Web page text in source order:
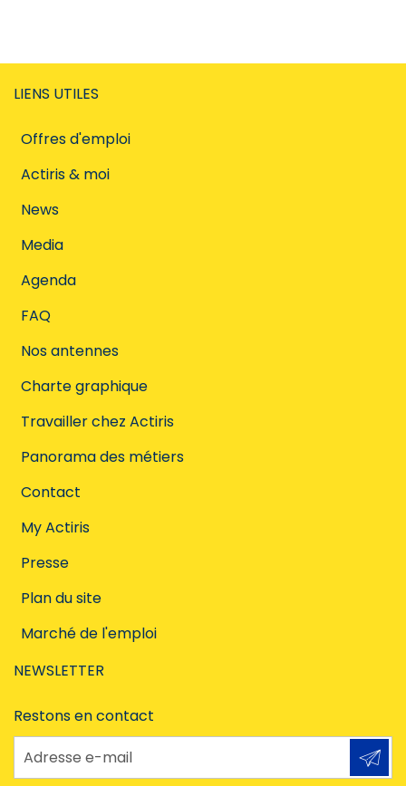
LIENS UTILES
Offres d'emploi
Actiris & moi
News
Media
Agenda
FAQ
Nos antennes
Charte graphique
Travailler chez Actiris
Panorama des métiers
Contact
My Actiris
Presse
Plan du site
Marché de l'emploi
NEWSLETTER
Restons en contact
Adresse e-mail